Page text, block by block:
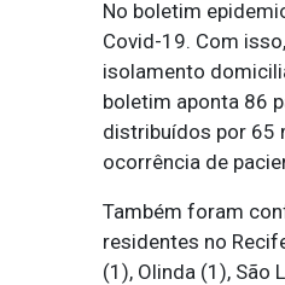
No boletim
Covid-19. Com
isolamento
boletim aponta 86
distribuídos por 65
ocorrência de
Também foram
residentes no
(1), Olinda (1), São